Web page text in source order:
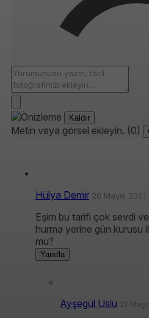
Kaldır
Metin veya görsel ekleyin. (0)
Hülya Demir 20 Mayıs 2021
Eşim bu tarifi çok sevdi
hurma yerine gün kurusu
mu?
Yanıtla
Ayşegül Uslu 21